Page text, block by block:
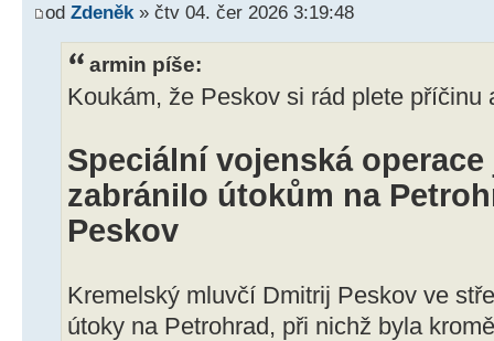
od Zdeněk » čtv 04. čer 2026 3:19:48
armin píše:
Koukám, že Peskov si rád plete
Speciální vojenská
zabránilo útokům na
Peskov
Kremelský mluvčí Dmitrij Peskov ve
útoky na Petrohrad, při nichž byla